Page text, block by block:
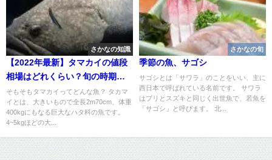
さかなの知識
【2022年最新】タマカイの値段
相場はどれくらい？旬の時期・
人気の調理方法もご紹介
そもそもタマカイってどんな魚？ タカマ
イとは、大きいもので全長2m70cm、体重
400kgにもなる巨大なハタ科の魚です。
4~5kgほどの大...
さかなの旬
季節の魚、サゴシ
サゴシとは「サワラ」のことをいい、主に
西日本で呼ばれている名前です。 サワラ
はブリとスズキと同じく出世魚で、若魚を
「サゴシ」と呼びます。 北...